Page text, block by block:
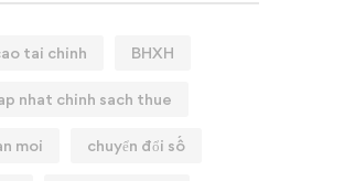
tai chinh BHXH
nhat chinh sach thue
moi chuyển đổi số